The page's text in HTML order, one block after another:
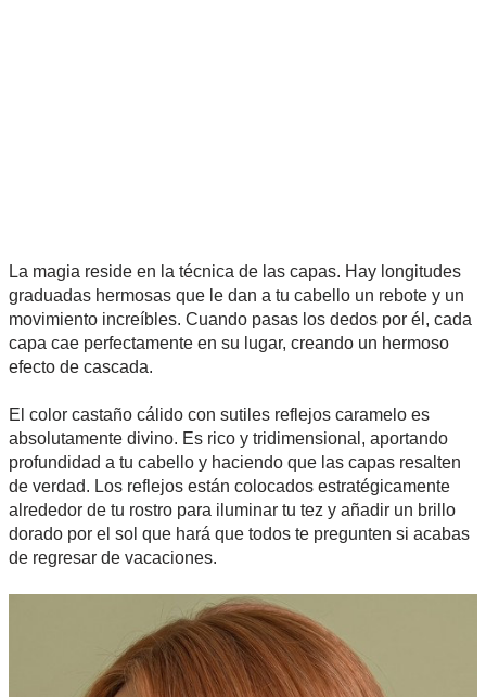
La magia reside en la técnica de las capas. Hay longitudes
graduadas hermosas que le dan a tu cabello un rebote y un
movimiento increíbles. Cuando pasas los dedos por él, cada
capa cae perfectamente en su lugar, creando un hermoso
efecto de cascada.
El color castaño cálido con sutiles reflejos caramelo es
absolutamente divino. Es rico y tridimensional, aportando
profundidad a tu cabello y haciendo que las capas resalten
de verdad. Los reflejos están colocados estratégicamente
alrededor de tu rostro para iluminar tu tez y añadir un brillo
dorado por el sol que hará que todos te pregunten si acabas
de regresar de vacaciones.